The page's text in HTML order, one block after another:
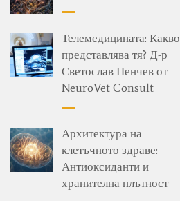
Телемедицината: Какво
представлява тя? Д-р
Светослав Пенчев от
NeuroVet Consult
Архитектура на
клетъчното здраве:
Антиоксиданти и
хранителна плътност